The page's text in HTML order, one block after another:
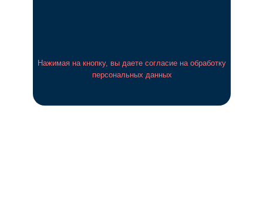
Нажимая на кнопку, вы даете согласие на обработку
персональных данных